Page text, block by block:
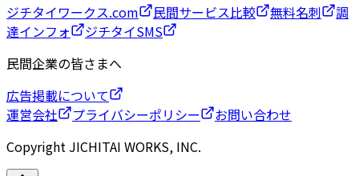
ジチタイワークス.com
民間サービス比較 無料名刺
調
達インフォ
ジチタイSMS
民間企業の皆さまへ
広告掲載について
運営会社
プライバシーポリシー
お問い合わせ
Copyright JICHITAI WORKS, INC.